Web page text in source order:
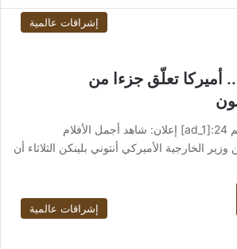
إشراقات عالمية
أميركا تعلّق جزءا من
من صحيفة اشراق العالم 24:[ad_1] إعلان: شاهد أجمل الأفلام
2021 أعلن وزير الخارجية الأميركي أنتوني بلينكن الثلاثاء أن
إشراقات عالمية